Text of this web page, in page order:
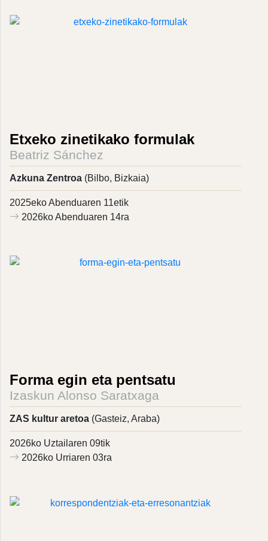
Etxeko zinetikako formulak
Beatriz Sánchez
Azkuna Zentroa (Bilbo, Bizkaia)
2025eko Abenduaren 11etik
2026ko Abenduaren 14ra
Forma egin eta pentsatu
Izaskun Alonso Saratxaga
ZAS kultur aretoa (Gasteiz, Araba)
2026ko Uztailaren 09tik
2026ko Urriaren 03ra